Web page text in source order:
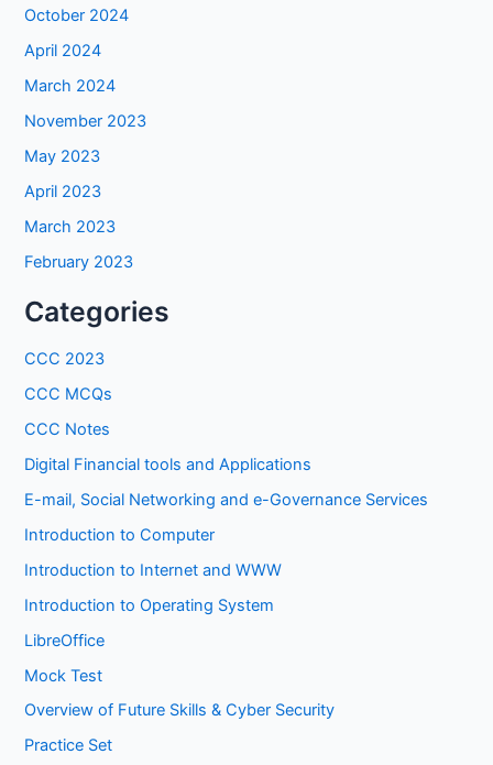
October 2024
April 2024
March 2024
November 2023
May 2023
April 2023
March 2023
February 2023
Categories
CCC 2023
CCC MCQs
CCC Notes
Digital Financial tools and Applications
E-mail, Social Networking and e-Governance Services
Introduction to Computer
Introduction to Internet and WWW
Introduction to Operating System
LibreOffice
Mock Test
Overview of Future Skills & Cyber Security
Practice Set